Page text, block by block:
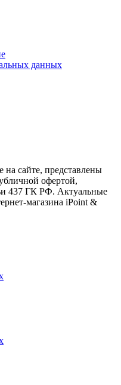
данных
сайте, представлены
офертой,
437 ГК РФ. Актуальные
магазина iPoint &